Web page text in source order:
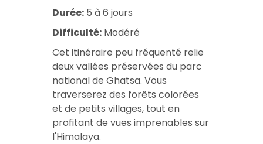
Durée: 5 à 6 jours
Difficulté: Modéré
Cet itinéraire peu fréquenté relie
deux vallées préservées du parc
national de Ghatsa. Vous
traverserez des forêts colorées
et de petits villages, tout en
profitant de vues imprenables sur
l'Himalaya.